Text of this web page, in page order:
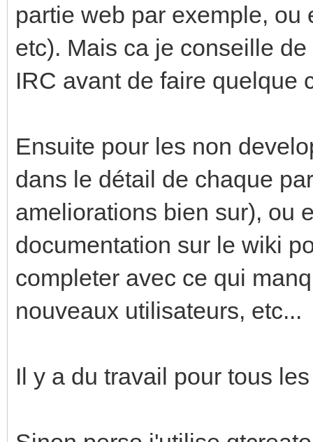
partie web par exemple,
etc). Mais ca je conseille
IRC avant de faire quelque
Ensuite pour les non
dans le détail de chaque
ameliorations bien sur), ou
documentation sur le wiki
completer avec ce qui
nouveaux utilisateurs, etc...
Il y a du travail pour tous